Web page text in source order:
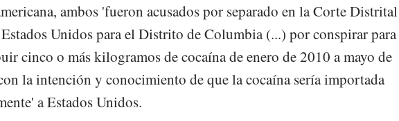
ambos 'fueron acusados por separado en la Corte Distrital
Unidos para el Distrito de Columbia (...) por conspirar para
cinco o más kilogramos de cocaína de enero de 2010 a mayo de
la intención y conocimiento de que la cocaína sería importada
a Estados Unidos.